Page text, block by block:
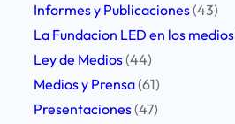
Informes y Publicaciones(43)
La Fundacion LED en los medios
Ley de Medios(44)
Medios y Prensa(61)
Presentaciones(47)